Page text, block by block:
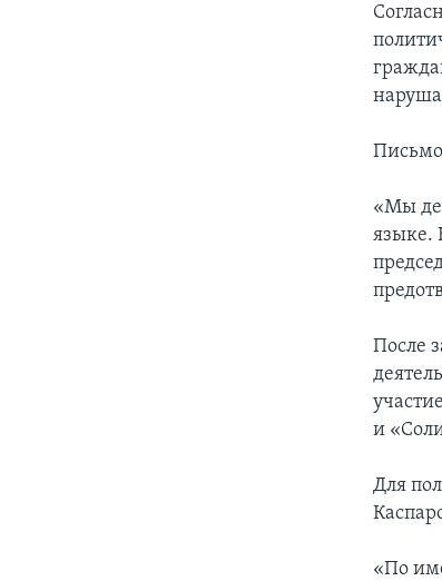
Письмо
«Мы
языке.
После
и
Для
«По